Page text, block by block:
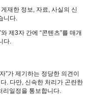
재한 정보, 자료, 사실의 신
니다.
제3자 간에 “콘텐츠”를 매개
다.
”가 제기하는 정당한 의견이
. 다만, 신속한 처리가 곤란한
리일정을 통보합니다.